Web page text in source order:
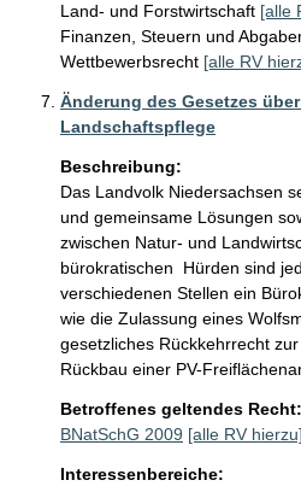
Land- und Forstwirtschaft [alle
Finanzen, Steuern und
Wettbewerbsrecht [alle RV
Änderung des Gesetzes
Landschaftspflege
Beschreibung:
Das Landvolk Niedersachsen
und gemeinsame Lösungen
zwischen Natur- und
bürokratischen  Hürden sind
verschiedenen Stellen ein
wie die Zulassung eines
gesetzliches Rückkehrrecht
Rückbau einer PV-
Betroffenes geltendes Recht:
BNatSchG 2009 [alle RV hierzu]
Interessenbereiche: